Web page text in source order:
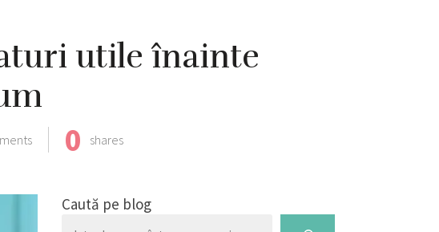
utile înainte
0 shares
Caută pe blog